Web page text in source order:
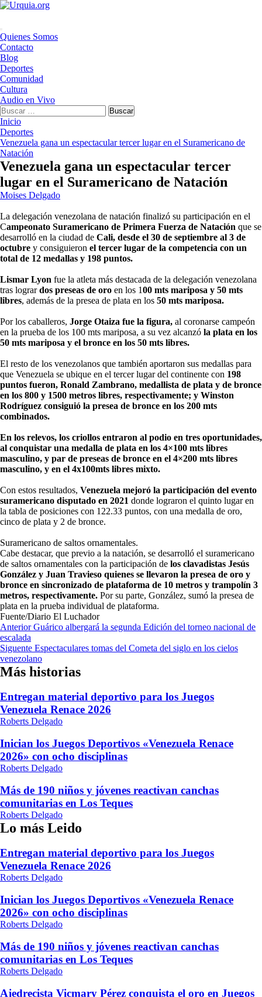
Saltar
Menú
principal
Quienes Somos
Contacto
Blog
Deportes
Comunidad
Cultura
Audio en Vivo
Buscar:
Inicio
Deportes
Venezuela gana un espectacular tercer lugar en el Suramericano de
Natación
Venezuela gana un espectacular tercer
lugar en el Suramericano de Natación
Moises Delgado
La delegación venezolana de natación finalizó su participación en el
Campeonato Suramericano de Primera Fuerza de Natación que se
desarrolló en la ciudad de Cali, desde el 30 de septiembre al 3 de
octubre y consiguieron el tercer lugar de la competencia con un
total de 12 medallas y 198 puntos.
Lismar Lyon fue la atleta más destacada de la delegación venezolana
tras logrardos preseas de oro en los 100 mts mariposa y 50 mts
libres, además de la presea de plata en los 50 mts mariposa.
Por los caballeros, Jorge Otaiza fue la figura, al coronarse campeón
en la prueba de los 100 mts mariposa, a su vez alcanzó la plata en los
50 mts mariposa y el bronce en los 50 mts libres.
El resto de los venezolanos que también aportaron sus medallas para
que Venezuela se ubique en el tercer lugar del continente con 198
puntos fueron, Ronald Zambrano, medallista de plata y de bronce
en los 800 y 1500 metros libres, respectivamente; y Winston
Rodríguez consiguió la presea de bronce en los 200 mts
combinados.
En los relevos, los criollos entraron al podio en tres oportunidades,
al conquistar una medalla de plata en los 4×100 mts libres
masculino, y par de preseas de bronce en el 4×200 mts libres
masculino, y en el 4x100mts libres mixto.
Con estos resultados, Venezuela mejoró la participación del evento
suramericano disputado en 2021 donde lograron el quinto lugar en
la tabla de posiciones con 122.33 puntos, con una medalla de oro,
cinco de plata y 2 de bronce.
Suramericano de saltos ornamentales.
Cabe destacar, que previo a la natación, se desarrolló el suramericano
de saltos ornamentales con la participación de los clavadistas Jesús
González y Juan Travieso quienes se llevaron la presea de oro y
bronce en sincronizado de plataforma de 10 metros y trampolín 3
metros, respectivamente. Por su parte, González, sumó la presea de
plata en la prueba individual de plataforma.
Fuente/Diario El Luchador
Navegación
de
entradas
AnteriorGuárico albergará la segunda Edición del torneo nacional de
escalada
Siguente Espectaculares tomas del Cometa del siglo en los cielos
venezolano
Más historias
Entregan material deportivo para los Juegos
Venezuela Renace 2026
Roberts Delgado
Inician los Juegos Deportivos «Venezuela Renace
2026» con ocho disciplinas
Roberts Delgado
Más de 190 niños y jóvenes reactivan canchas
comunitarias en Los Teques
Roberts Delgado
Lo más Leido
Entregan material deportivo para los Juegos
Venezuela Renace 2026
Roberts Delgado
Inician los Juegos Deportivos «Venezuela Renace
2026» con ocho disciplinas
Roberts Delgado
Más de 190 niños y jóvenes reactivan canchas
comunitarias en Los Teques
Roberts Delgado
Ajedrecista Vicmary Pérez conquista el oro en Juegos